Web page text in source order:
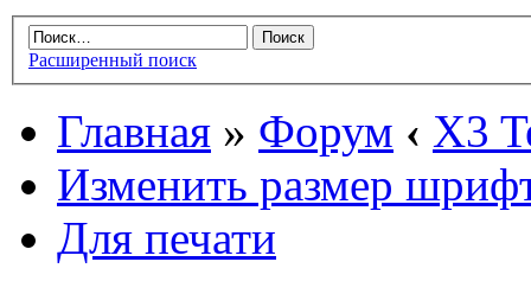
Расширенный поиск
Главная » Форум ‹ X3
Изменить размер
Для печати